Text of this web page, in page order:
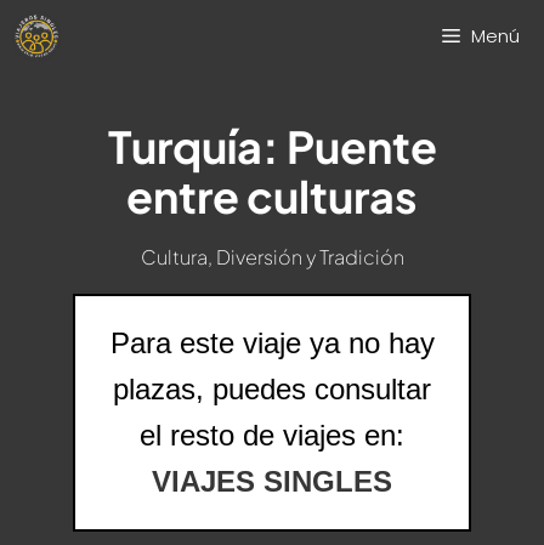
Saltar
Menú
Turquía: Puente
entre culturas
Cultura, Diversión y Tradición
Para este viaje ya no hay
plazas, puedes consultar
el resto de viajes en:
VIAJES SINGLES